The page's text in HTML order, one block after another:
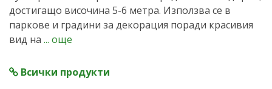
достигащо височина 5-6 метра. Използва се в
паркове и градини за декорация поради красивия
вид на ... още
Всички продукти